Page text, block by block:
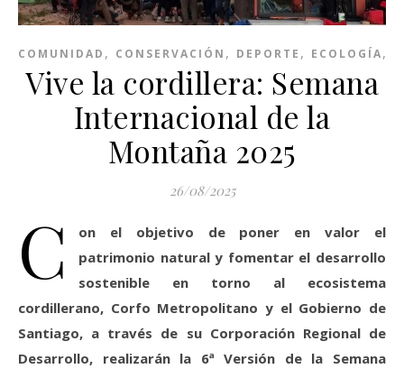
COMUNIDAD , CONSERVACIÓN , DEPORTE , ECOLOGÍA,
Vive la cordillera: Semana
Internacional de la
Montaña 2025
26/08/2025
C
on el objetivo de poner en valor el
patrimonio natural y fomentar el desarrollo
sostenible en torno al ecosistema
cordillerano, Corfo Metropolitano y el Gobierno de
Santiago, a través de su Corporación Regional de
Desarrollo, realizarán la 6ª Versión de la Semana